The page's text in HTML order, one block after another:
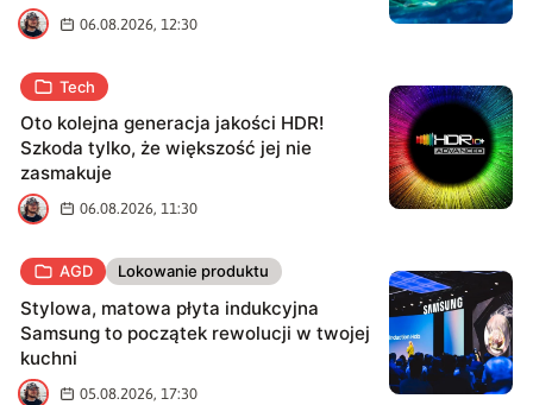
B 06.08.2026, 12:30
Tech
Oto kolejna generacja jakości HDR!
Szkoda tylko, że większość jej nie
zasmakuje
B 06.08.2026, 11:30
AGD Lokowanie produktu
Stylowa, matowa płyta indukcyjna
Samsung to początek rewolucji w twojej
kuchni
B 05.08.2026, 17:30